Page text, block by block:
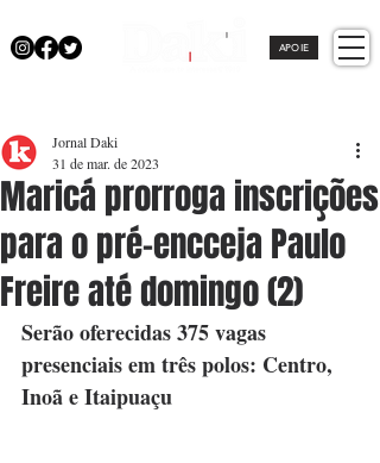
APOIE
Maricá prorroga inscrições
para o pré-encceja Paulo
Freire até domingo (2)
Jornal Daki
31 de mar. de 2023
Serão oferecidas 375 vagas
presenciais em três polos: Centro,
Inoã e Itaipuaçu